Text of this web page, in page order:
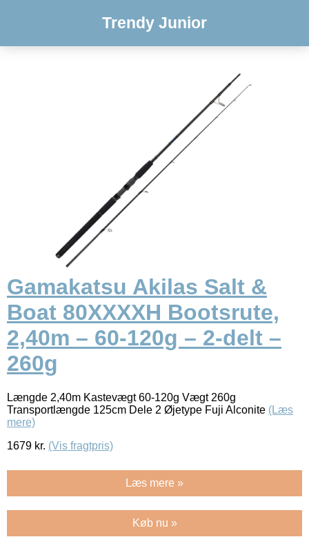
Trendy Junior
Gamakatsu Akilas Salt &
Boat 80XXXXH Bootsrute,
2,40m – 60-120g – 2-delt –
260g
Længde 2,40m Kastevægt 60-120g Vægt 260g
Transportlængde 125cm Dele 2 Øjetype Fuji Alconite (Læs
mere)
1679 kr. (Vis fragtpris)
Læs mere »
Køb nu »